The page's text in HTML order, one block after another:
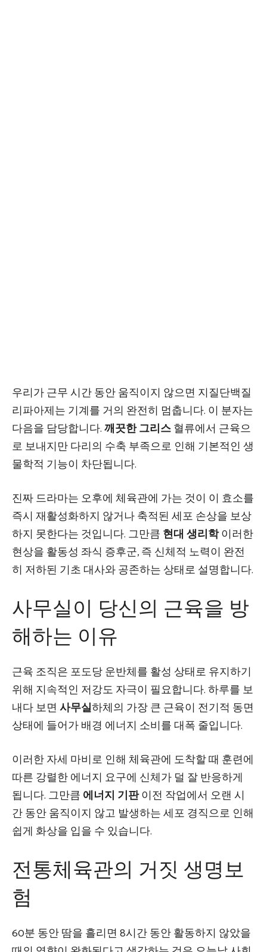
우리가 근무 시간 동안 움직이지 않으면 지질단백질
리파아제는 기계를 거의 완전히 멈춥니다. 이 분자는
다음을 담당합니다.깨끗한 그리스혈류에서 근육으
로 보내지만 다리의 수축 부족으로 인해 기본적인 생
물학적 기능이 차단됩니다.
진짜 드라마는 오후에 체육관에 가는 것이 이 효소를
즉시 재활성화하지 않거나 축적된 세포 손상을 보상
하지 못한다는 것입니다. 그만큼 현대 생리학이러한
현상을 활동성 좌식 증후군, 즉 신체적 노력이 완전
히 저하된 기초 대사와 공존하는 상태로 설명합니다.
사무실이 당신의 근육을 방
해하는 이유
근육 조직은 포도당 운반체를 활성 상태로 유지하기
위해 지속적인 저강도 자극이 필요합니다. 하루를 보
내다 보면 사무실하체의 가장 큰 근육이 전기적 동면
상태에 들어가 배경 에너지 소비를 대폭 줄입니다.
이러한 자세 마비로 인해 체육관에 도착할 때 훈련에
따른 강렬한 에너지 요구에 신체가 덜 잘 반응하게
됩니다. 그만큼 에너지 기판이전 작업에서 오랜 시
간 동안 움직이지 않고 발생하는 세포 경직으로 인해
쉽게 화상을 입을 수 있습니다.
전통체육관의 거짓 생명보
험
60분 동안 땀을 흘리면 8시간 동안 활동하지 않았을